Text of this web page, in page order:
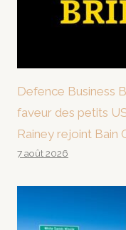
Defence Business
faveur des petits
Rainey rejoint Bain
7 août 2026